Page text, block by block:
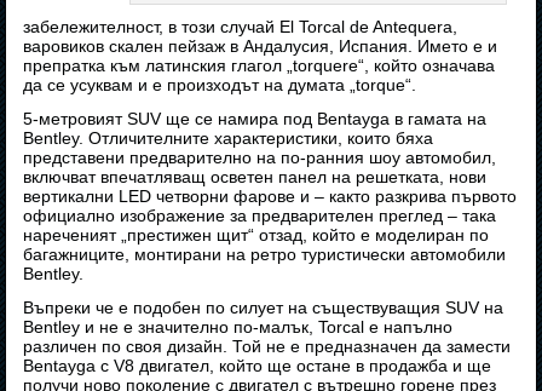
забележителност, в този случай El Torcal de Antequera,
варовиков скален пейзаж в Андалусия, Испания. Името е и
препратка към латинския глагол „torquere“, който означава
да се усуквам и е произходът на думата „torque“.
5-метровият SUV ще се намира под Bentayga в гамата на
Bentley. Отличителните характеристики, които бяха
представени предварително на по-ранния шоу автомобил,
включват впечатляващ осветен панел на решетката, нови
вертикални LED четворни фарове и – както разкрива първото
официално изображение за предварителен преглед – така
нареченият „престижен щит“ отзад, който е моделиран по
багажниците, монтирани на ретро туристически автомобили
Bentley.
Въпреки че е подобен по силует на съществуващия SUV на
Bentley и не е значително по-малък, Torcal е напълно
различен по своя дизайн. Той не е предназначен да замести
Bentayga с V8 двигател, който ще остане в продажба и ще
получи ново поколение с двигател с вътрешно горене през